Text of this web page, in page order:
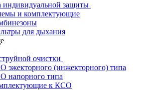
индивидуальной защиты
и комплектующие
для дыхания
очистки
эжекторного (инжекторного) типа
напорного типа
к КСО